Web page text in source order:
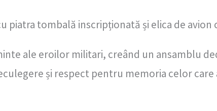
tombală inscripționată și elica de avion
ale eroilor militari, creând un ansamblu
și respect pentru memoria celor